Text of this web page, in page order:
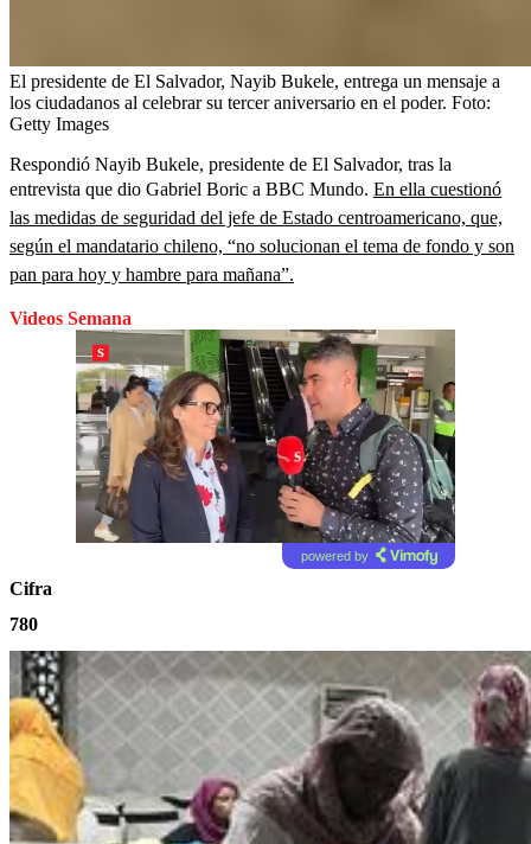
El presidente de El Salvador, Nayib Bukele, entrega un mensaje a
los ciudadanos al celebrar su tercer aniversario en el poder. Foto:
Getty Images
Respondió Nayib Bukele, presidente de El Salvador, tras la
entrevista que dio Gabriel Boric a BBC Mundo. En ella cuestionó
las medidas de seguridad del jefe de Estado centroamericano, que,
según el mandatario chileno, “no solucionan el tema de fondo y son
pan para hoy y hambre para mañana”.
Videos Semana
powered by
Cifra
780